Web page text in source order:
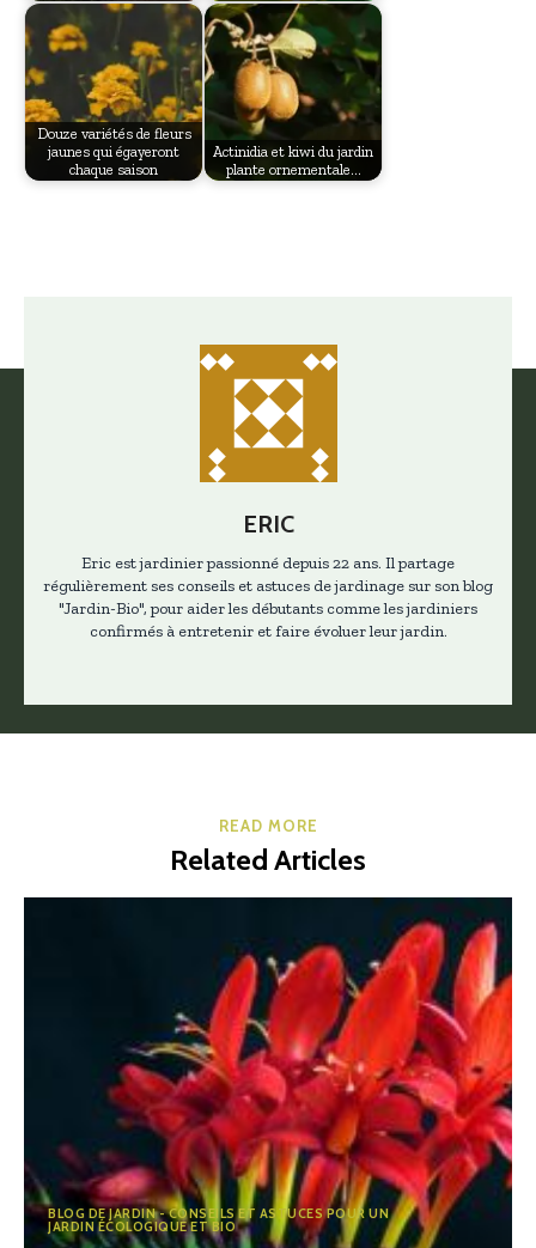
Douze variétés de fleurs
jaunes qui égayeront
chaque saison
Actinidia et kiwi du jardin
plante ornementale…
ERIC
Eric est jardinier passionné depuis 22 ans. Il partage
régulièrement ses conseils et astuces de jardinage sur son blog
"Jardin-Bio", pour aider les débutants comme les jardiniers
confirmés à entretenir et faire évoluer leur jardin.
READ MORE
Related Articles
BLOG DE JARDIN - CONSEILS ET ASTUCES POUR UN
JARDIN ÉCOLOGIQUE ET BIO